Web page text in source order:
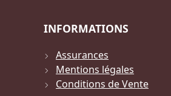
INFORMATIONS
Assurances
Mentions légales
Conditions de Vente